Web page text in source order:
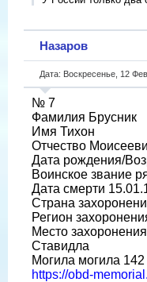
Назаров
Дата: Воскресенье, 12
№ 7
Фамилия Брусник
Имя Тихон
Отчество
Дата рождения/
Воинское звание
Дата смерти
Страна
Регион
Место
Ставидла
Могила могила 142
https://obd-